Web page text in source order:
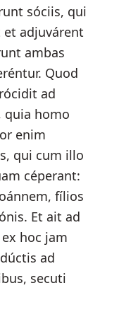
sóciis, qui
adjuvárent
ambas
Quod
ad
quia homo
enim
qui cum illo
céperant:
fílios
Et ait ad
hoc jam
ad
secuti